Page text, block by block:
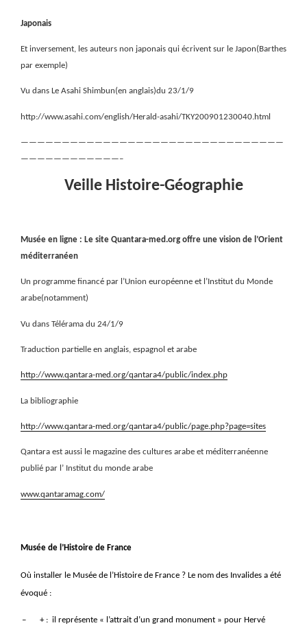
Japonais
Et inversement, les auteurs non japonais qui écrivent sur le Japon(Barthes
par exemple)
Vu dans Le Asahi Shimbun(en anglais)du 23/1/9
http://www.asahi.com/english/Herald-asahi/TKY200901230040.html
————————————————————————————————
————————————–
Veille Histoire-Géographie
Musée en ligne : Le site Quantara-med.org offre une vision de l’Orient
méditerranéen
Un programme financé par l’Union européenne et l’Institut du Monde
arabe(notamment)
Vu dans Télérama du 24/1/9
Traduction partielle en anglais, espagnol et arabe
http://www.qantara-med.org/qantara4/public/index.php
La bibliographie
http://www.qantara-med.org/qantara4/public/page.php?page=sites
Qantara est aussi le magazine des cultures arabe et méditerranéenne
publié par l’ Institut du monde arabe
www.qantaramag.com/
Musée de l’Histoire de France
Où installer le Musée de l’Histoire de France ? Le nom des Invalides a été
évoqué :
– + : il représente « l’attrait d’un grand monument » pour Hervé